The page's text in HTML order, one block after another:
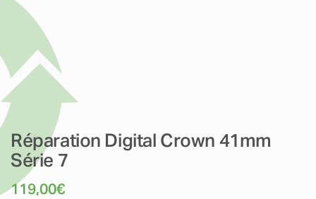
Réparation Digital Crown 41mm
Série 7
119,00€